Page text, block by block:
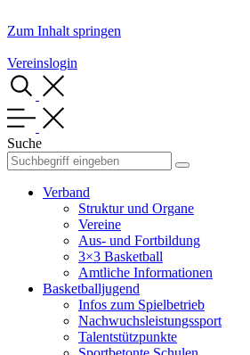
Zum Inhalt springen
Vereinslogin
Suche
Verband
Struktur und Organe
Vereine
Aus- und Fortbildung
3×3 Basketball
Amtliche Informationen
Basketballjugend
Infos zum Spielbetrieb
Nachwuchsleistungssport
Talentstützpunkte